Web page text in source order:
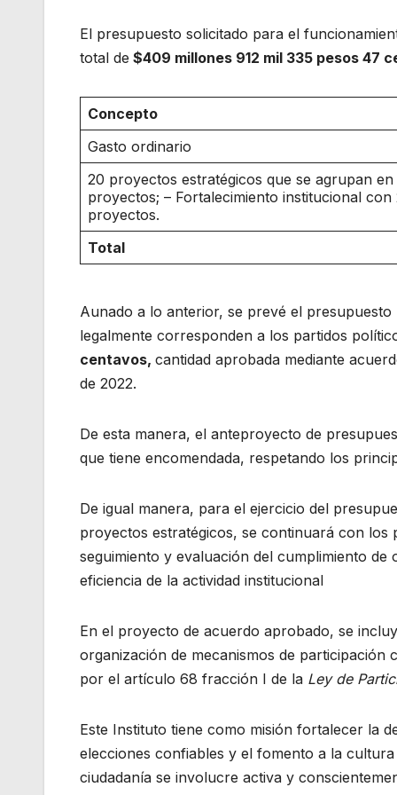
El presupuesto solicitado para el
total de $409 millones 912 mil 335 pesos 47
Concepto
Gasto ordinario
20 proyectos estratégicos que se agrupan
proyectos; – Fortalecimiento institucional
proyectos.
Total
Aunado a lo anterior, se prevé el
legalmente corresponden a los partidos
centavos, cantidad aprobada mediante
de 2022.
De esta manera, el anteproyecto de
que tiene encomendada, respetando los
De igual manera, para el ejercicio del
proyectos estratégicos, se continuará con los
seguimiento y evaluación del cumplimiento
eficiencia de la actividad institucional
En el proyecto de acuerdo aprobado, se
organización de mecanismos de participación
por el artículo 68 fracción I de la Ley de
Este Instituto tiene como misión fortalecer la
elecciones confiables y el fomento a la
ciudadanía se involucre activa y